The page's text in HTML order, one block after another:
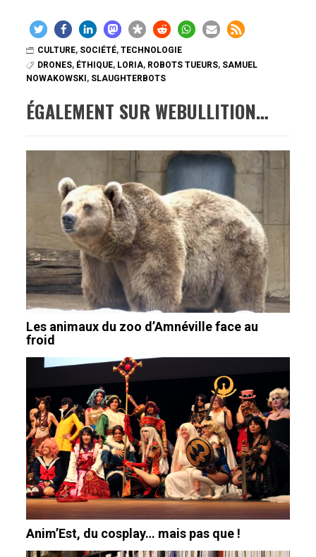
CULTURE, SOCIÉTÉ,TECHNOLOGIE
DRONES, ÉTHIQUE, LORIA, ROBOTS TUEURS, SAMUEL
NOWAKOWSKI , SLAUGHTERBOTS
ÉGALEMENT SUR WEBULLITION…
Les animaux du zoo d’Amnéville face au
froid
Anim’Est, du cosplay… mais pas que !